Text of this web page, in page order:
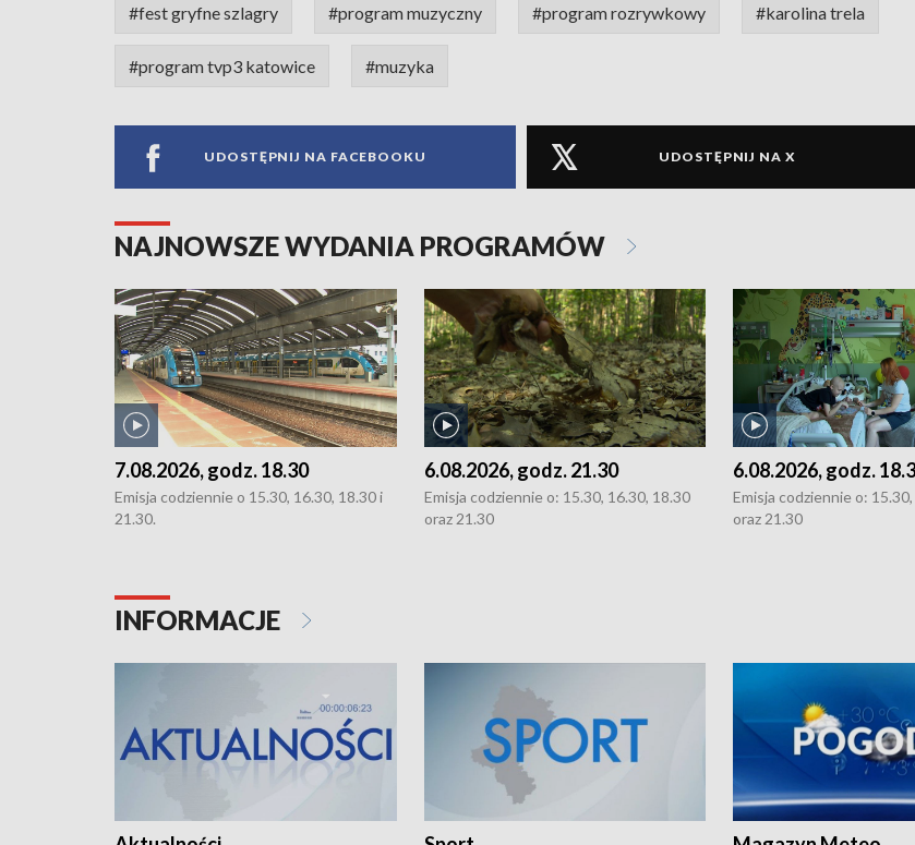
#fest gryfne szlagry #program muzyczny #program rozrywkowy #karolina trela
#program tvp3 katowice #muzyka
UDOSTĘPNIJ NA FACEBOOKU UDOSTĘPNIJ NA X
NAJNOWSZE WYDANIA PROGRAMÓW
7.08.2026, godz. 18.30
Emisja codziennie o 15.30, 16.30, 18.30 i
21.30.
6.08.2026, godz. 21.30
Emisja codziennie o: 15.30, 16.30, 18.30
oraz 21.30
6.08.2026, godz.
Emisja codziennie o:
oraz 21.30
INFORMACJE